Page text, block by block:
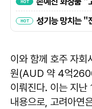
이와 함께 호주 자
원(AUD 약 4억
이뤄진다. 이는 지난
내용으로, 고려아연